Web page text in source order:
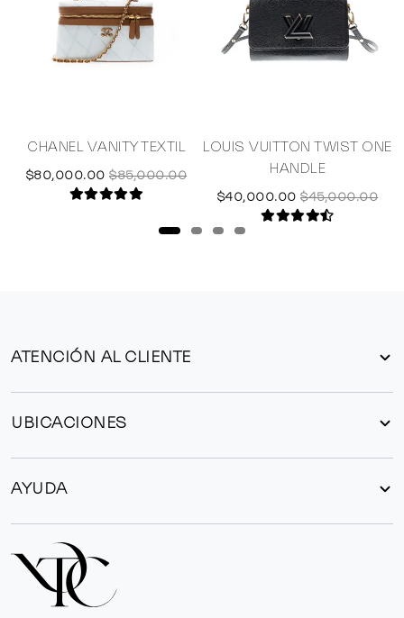
CHANEL VANITY TEXTIL
$80,000.00 $85,000.00
LOUIS VUITTON TWIST ONE
HANDLE
$40,000.00 $45,000.00
ATENCIÓN AL CLIENTE
UBICACIONES
AYUDA